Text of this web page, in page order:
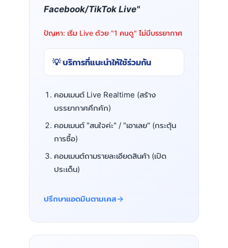
Facebook/TikTok Live"
ปัญหา: เริ่ม Live ด้วย "1 คนดู" ไม่มีบรรยากาศ
💡 บริการที่แนะนำให้ใช้ร่วมกัน
คอมเมนต์ Live Realtime (สร้าง
บรรยากาศคึกคัก)
คอมเมนต์ "สนใจค่ะ" / "เอาเลย" (กระตุ้น
การซื้อ)
คอมเมนต์ถามรายละเอียดสินค้า (เปิด
ประเด็น)
ปรึกษาแอดมินตามเคส